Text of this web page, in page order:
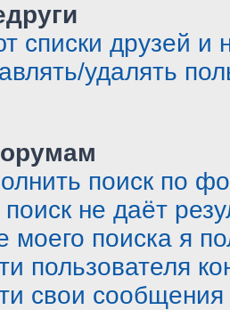
списки друзей и
удалять
поиск по
не даёт
моего поиска я
пользователя
свои